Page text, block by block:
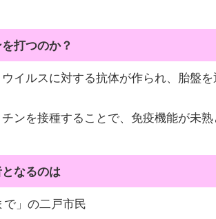
打つのか？
ルスに対する抗体が作られ、胎盤を
ンを接種することで、免疫機能が未
なるのは
」の二戸市民